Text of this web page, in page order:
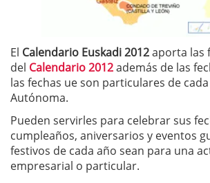
El Calendario Euskadi 2012aporta las
del Calendario 2012además de las
las fechas ue son particulares de
Autónoma.
Pueden servirles para celebrar sus
cumpleaños, aniversarios y eventos
festivos de cada año sean para una
empresarial o particular.